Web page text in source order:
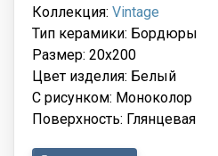
Коллекция: Vintage
Тип керамики: Бордюры
Размер: 20x200
Цвет изделия: Белый
С рисунком: Моноколор
Поверхность: Глянцевая